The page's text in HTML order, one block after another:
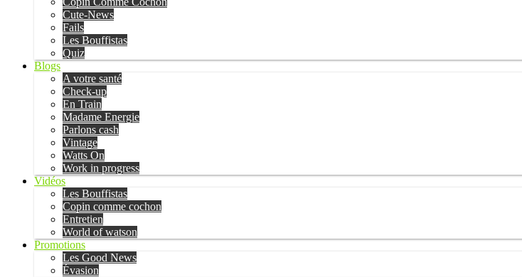
Cute-News
Fails
Les Bouffistas
Quiz
Blogs
A votre santé
Check-up
En Train
Madame Energie
Parlons cash
Vintage
Watts On
Work in progress
Vidéos
Les Bouffistas
Copin comme cochon
Entretien
World of watson
Promotions
Les Good News
Évasion